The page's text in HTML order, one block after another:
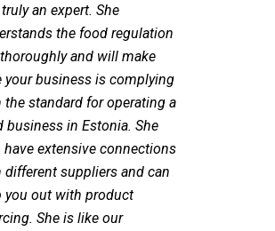
an expert. She
the food regulation
and will make
your business is complying
the standard for operating a
business in Estonia. She
have extensive connections
different suppliers and can
you out with product
She is like our